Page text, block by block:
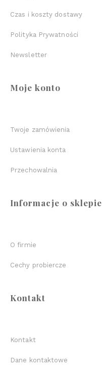
Czas i koszty dostawy
Polityka Prywatności
Newsletter
Moje konto
Twoje zamówienia
Ustawienia konta
Przechowalnia
Informacje o sklepie
O firmie
Cechy probiercze
Kontakt
Kontakt
Dane kontaktowe